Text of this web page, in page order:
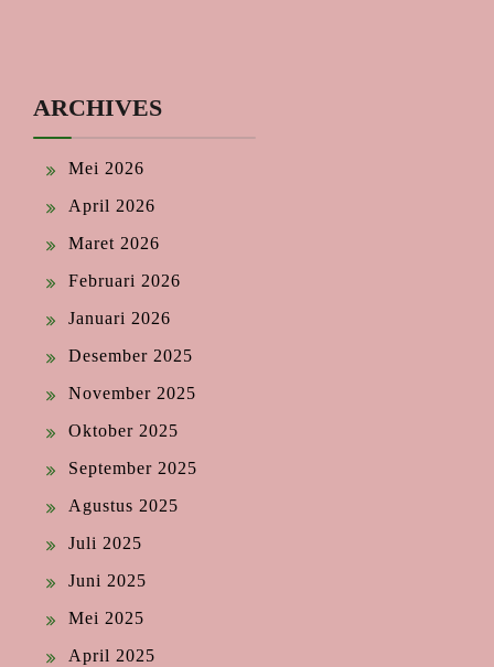
ARCHIVES
Mei 2026
April 2026
Maret 2026
Februari 2026
Januari 2026
Desember 2025
November 2025
Oktober 2025
September 2025
Agustus 2025
Juli 2025
Juni 2025
Mei 2025
April 2025